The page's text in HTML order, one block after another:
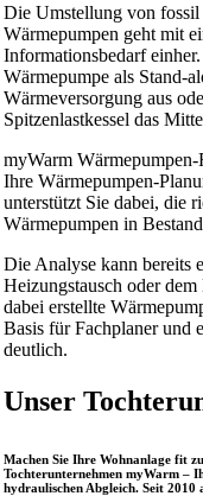
Die Umstellung von fossil
Wärmepumpen geht mit
Informationsbedarf
Wärmepumpe als Stand-
Wärmeversorgung aus
Spitzenlastkessel das
myWarm
Ihre Wärmepumpen-
unterstützt Sie dabei, die
Wärmepumpen in
Die Analyse kann bereits
Heizungstausch oder
dabei erstellte
Basis für Fachplaner und
deutlich.
Unser
Machen Sie Ihre Wohnanlage fit
Tochterunternehmen myWarm –
hydraulischen Abgleich. Seit